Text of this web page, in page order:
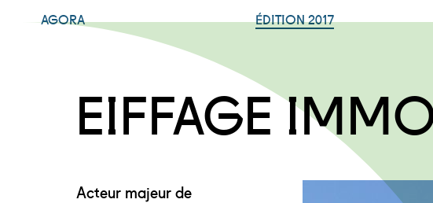
AGORA ÉDITION 2017
EIFFAGE
Acteur majeur de